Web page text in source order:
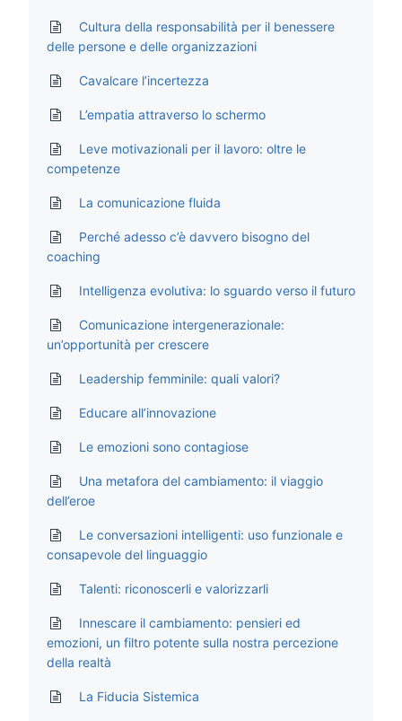
Cultura della responsabilità per il benessere
delle persone e delle organizzazioni
Cavalcare l’incertezza
L’empatia attraverso lo schermo
Leve motivazionali per il lavoro: oltre le
competenze
La comunicazione fluida
Perché adesso c’è davvero bisogno del
coaching
Intelligenza evolutiva: lo sguardo verso il futuro
Comunicazione intergenerazionale:
un’opportunità per crescere
Leadership femminile: quali valori?
Educare all’innovazione
Le emozioni sono contagiose
Una metafora del cambiamento: il viaggio
dell’eroe
Le conversazioni intelligenti: uso funzionale e
consapevole del linguaggio
Talenti: riconoscerli e valorizzarli
Innescare il cambiamento: pensieri ed
emozioni, un filtro potente sulla nostra percezione
della realtà
La Fiducia Sistemica